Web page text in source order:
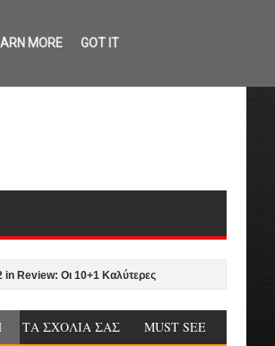
10+1 Καλύτερες ταινίες της σεζόν από τον Γιώργο
ΤΑ ΣΧΟΛΙΑ ΣΑΣ MUST SEE
MORE GOT IT